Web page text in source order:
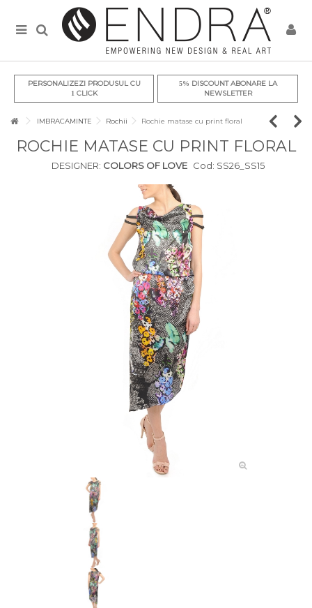
PERSONALIZEZI PRODUSUL CU
1CLICK
5% DISCOUNT ABONARE LA
NEWSLETTER
IMBRACAMINTE Rochii Rochie matase cu print floral
ROCHIE MATASE CU PRINT FLORAL
DESIGNER: COLORS OF LOVE Cod: SS26_SS15